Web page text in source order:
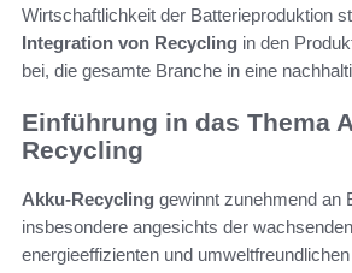
Wirtschaftlichkeit der Batterieproduktion
Integration von Recycling in den
bei, die gesamte Branche in eine
Einführung in das Thema
Recycling
Akku-Recycling gewinnt zunehmend an
insbesondere angesichts der
energieeffizienten und